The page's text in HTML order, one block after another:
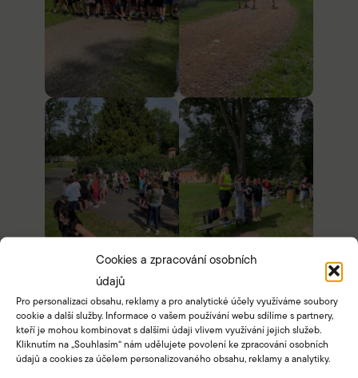
Cookies a zpracování osobních
údajů
Pro personalizaci obsahu, reklamy a pro analytické účely využíváme soubory
cookie a další služby. Informace o vašem používání webu sdílíme s partnery,
kteří je mohou kombinovat s dalšími údaji vlivem využívání jejich služeb.
Kliknutím na „Souhlasím“ nám udělujete povolení ke zpracování osobních
údajů a cookies za účelem personalizovaného obsahu, reklamy a analytiky.